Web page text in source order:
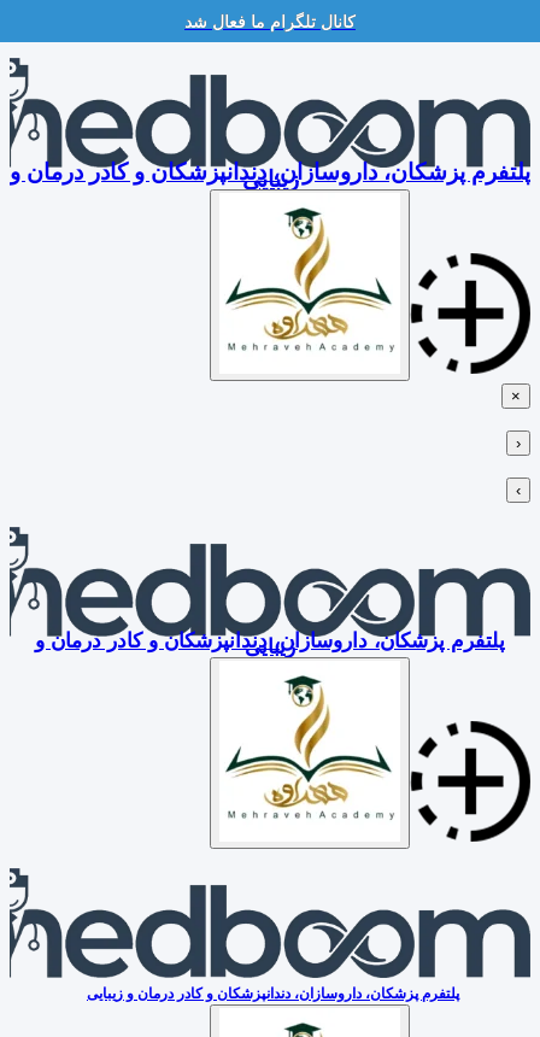
کانال تلگرام ما فعال شد
Skip
content
پلتفرم پزشکان، داروسازان، دندانپزشکان و کادر درمان و
زیبایی
×
‹
›
پلتفرم پزشکان، داروسازان، دندانپزشکان و کادر درمان و
زیبایی
پلتفرم پزشکان، داروسازان، دندانپزشکان و کادر درمان و زیبایی